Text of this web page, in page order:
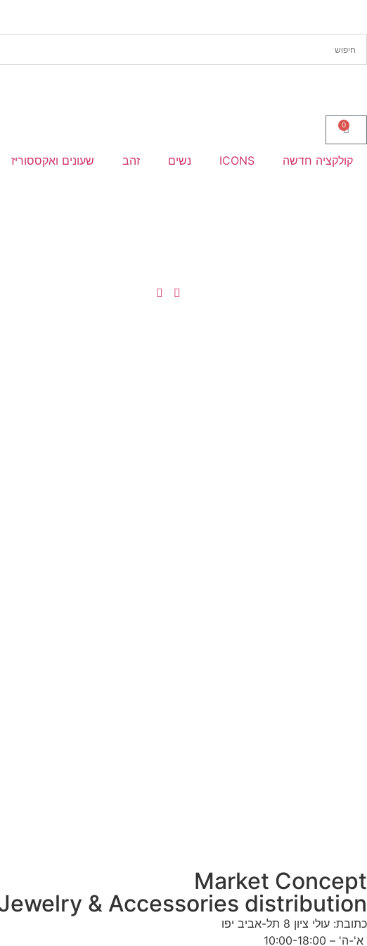
0
קולקציה חדשה ICONS נשים זהב שעונים ואקססוריז
Market Concept
& Accessories distribution
כתובת: עולי ציון 8 תל-אביב יפו
א'-ה' – 10:00-18:00